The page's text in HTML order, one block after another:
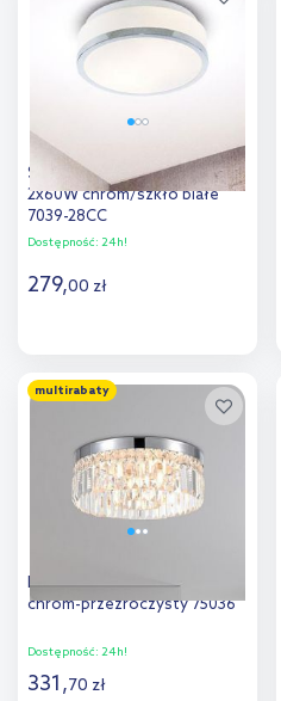
Searchlight Discs plafon
2x60W chrom/szkło białe
7039-28CC
Dostępność: 24h!
279,00 zł
Dodaj do
porównania
multirabaty
Rabalux Sybil plafon 6x28 W
chrom-przezroczysty 75036
Dostępność: 24h!
331,70 zł